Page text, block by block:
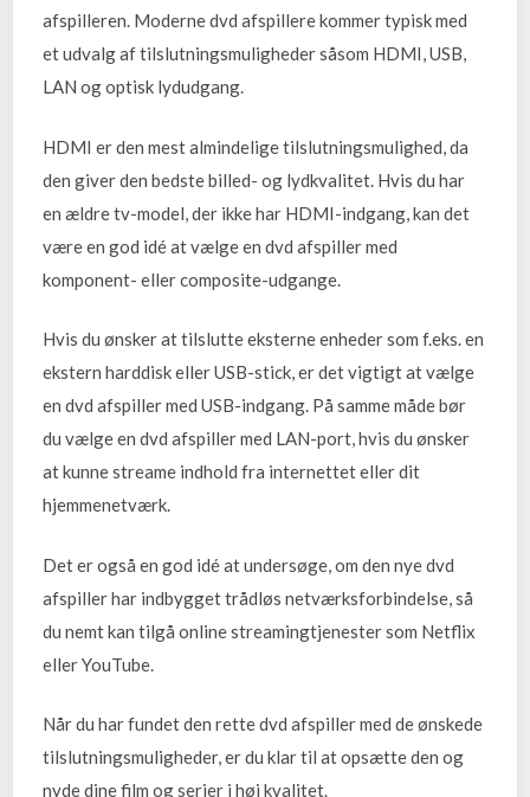
afspilleren. Moderne dvd afspillere kommer typisk med
et udvalg af tilslutningsmuligheder såsom HDMI, USB,
LAN og optisk lydudgang.
HDMI er den mest almindelige tilslutningsmulighed, da
den giver den bedste billed- og lydkvalitet. Hvis du har
en ældre tv-model, der ikke har HDMI-indgang, kan det
være en god idé at vælge en dvd afspiller med
komponent- eller composite-udgange.
Hvis du ønsker at tilslutte eksterne enheder som f.eks. en
ekstern harddisk eller USB-stick, er det vigtigt at vælge
en dvd afspiller med USB-indgang. På samme måde bør
du vælge en dvd afspiller med LAN-port, hvis du ønsker
at kunne streame indhold fra internettet eller dit
hjemmenetværk.
Det er også en god idé at undersøge, om den nye dvd
afspiller har indbygget trådløs netværksforbindelse, så
du nemt kan tilgå online streamingtjenester som Netflix
eller YouTube.
Når du har fundet den rette dvd afspiller med de ønskede
tilslutningsmuligheder, er du klar til at opsætte den og
nyde dine film og serier i høj kvalitet.